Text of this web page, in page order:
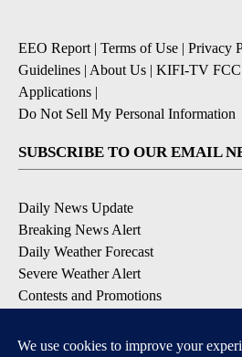
EEO Report | Terms of Use | Privacy
Guidelines | About Us | KIFI-TV FCC
Applications |
Do Not Sell My Personal Information
SUBSCRIBE TO OUR EMAIL
Daily News Update
Breaking News Alert
Daily Weather Forecast
Severe Weather Alert
Contests and Promotions